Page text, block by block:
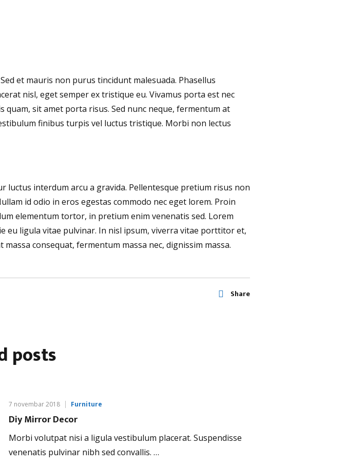
et mauris non purus tincidunt malesuada. Phasellus
nisl, eget semper ex tristique eu. Vivamus porta est nec
sit amet porta risus. Sed nunc neque, fermentum at
finibus turpis vel luctus tristique. Morbi non lectus
luctus interdum arcu a gravida. Pellentesque pretium risus non
id odio in eros egestas commodo nec eget lorem. Proin
elementum tortor, in pretium enim venenatis sed. Lorem
eu ligula vitae pulvinar. In nisl ipsum, viverra vitae porttitor et,
consequat, fermentum massa nec, dignissim massa.
Share
posts
7 novembar 2018 Furniture
Diy Mirror Decor
Morbi volutpat nisi a ligula vestibulum placerat. Suspendisse
venenatis pulvinar nibh sed convallis. …